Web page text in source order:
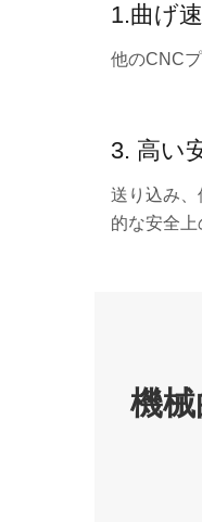
1.曲げ
他のCNC
3. 高い
送り込み
的な安全上
機